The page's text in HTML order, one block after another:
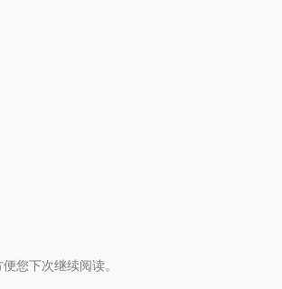
您下次继续阅读。